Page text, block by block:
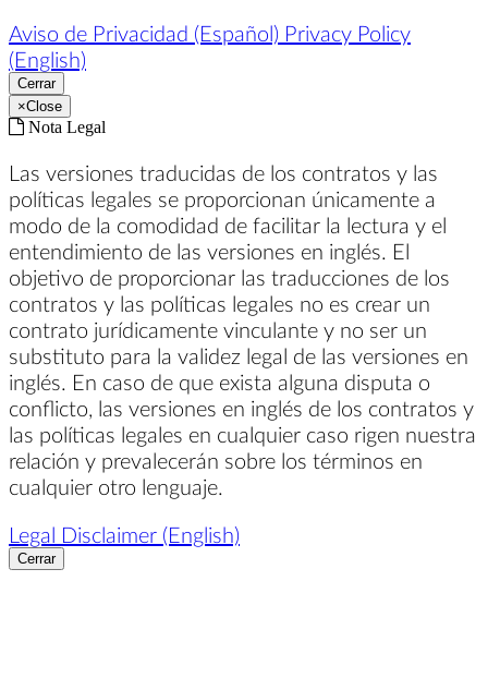
Aviso de Privacidad (Español) Privacy Policy
(English)
Cerrar
×Close
Nota Legal
Las versiones traducidas de los contratos y las
políticas legales se proporcionan únicamente a
modo de la comodidad de facilitar la lectura y el
entendimiento de las versiones en inglés. El
objetivo de proporcionar las traducciones de los
contratos y las políticas legales no es crear un
contrato jurídicamente vinculante y no ser un
substituto para la validez legal de las versiones en
inglés. En caso de que exista alguna disputa o
conflicto, las versiones en inglés de los contratos y
las políticas legales en cualquier caso rigen nuestra
relación y prevalecerán sobre los términos en
cualquier otro lenguaje.
Legal Disclaimer (English)
Cerrar